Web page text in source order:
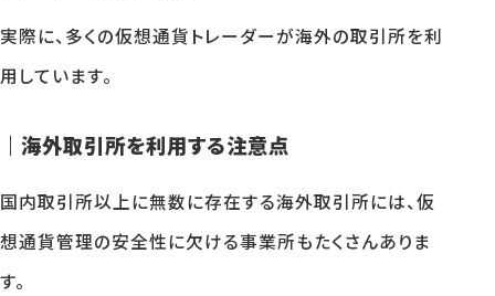
実際に、多くの仮想通貨トレーダーが海外の取引所を利
用しています。
｜海外取引所を利用する注意点
国内取引所以上に無数に存在する海外取引所には、仮
想通貨管理の安全性に欠ける事業所もたくさんありま
す。